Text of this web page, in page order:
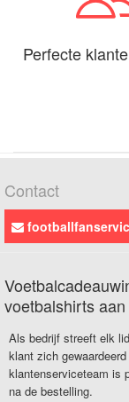
Perfecte
Contact
voetbalshirts
Als bedrijf streeft elk
klant zich
klantenserviceteam is
na de bestelling.